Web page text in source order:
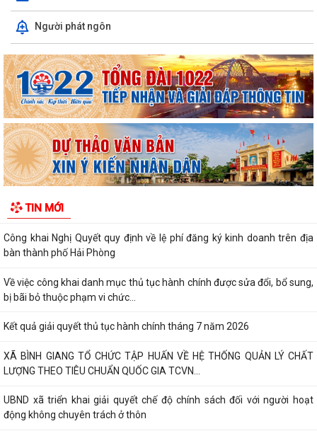
Người phát ngôn
TIN MỚI
thay thế, bị bãi bỏ thuộc...
Về việc công khai thủ tục hành chính ban hành mới, được sửa đổi, bổ
sung thuộc phạm vi chức năng...
Nghị quyết Quy định mức thu phí, lệ phí thuộc thẩm quyền của Hội
đồng nhân dân thành phố đối với...
Về việc danh mục TTHC đã cung cấp DVCTT và TTHC chưa đủ điều
kiện cung cấp DVCTT trên Cổng Dịch vụ...
định được thông tin
Công khai Nghị Quyết quy định về lệ phí đăng ký kinh doanh trên địa
bàn thành phố Hải Phòng
Về việc công khai danh mục thủ tục hành chính được sửa đổi, bổ sung,
bị bãi bỏ thuộc phạm vi chức...
Kết quả giải quyết thủ tục hành chính tháng 7 năm 2026
XÃ BÌNH GIANG TỔ CHỨC TẬP HUẤN VỀ HỆ THỐNG QUẢN LÝ CHẤT
LƯỢNG THEO TIÊU CHUẨN QUỐC GIA TCVN...
UBND xã triển khai giải quyết chế độ chính sách đối với người hoạt
động không chuyên trách ở thôn